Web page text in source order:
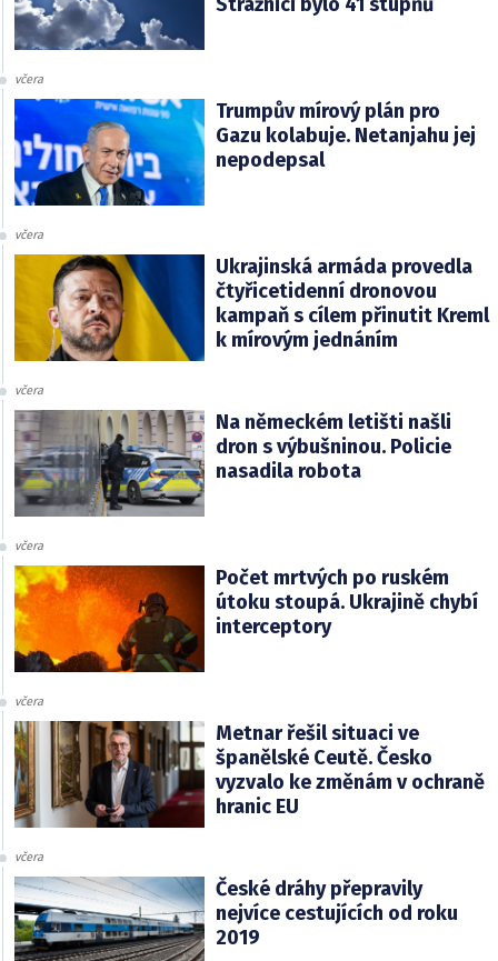
včera
Trumpův mírový plán pro
Gazu kolabuje. Netanjahu jej
nepodepsal
včera
Ukrajinská armáda provedla
čtyřicetidenní dronovou
kampaň s cílem přinutit Kreml
k mírovým jednáním
včera
Na německém letišti našli
dron s výbušninou. Policie
nasadila robota
včera
Počet mrtvých po ruském
útoku stoupá. Ukrajině chybí
interceptory
včera
Metnar řešil situaci ve
španělské Ceutě. Česko
vyzvalo ke změnám v ochraně
hranic EU
včera
České dráhy přepravily
nejvíce cestujících od roku
2019